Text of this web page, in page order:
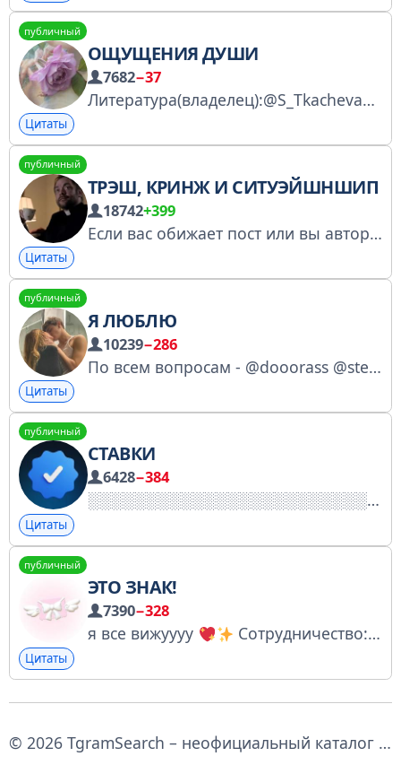
публичный
ОЩУЩЕНИЯ ДУШИ
7682−37
Литература(владелец):@S_TkachevaN Менеджер @davidtg_official менеджер:@Lexrus_1 Менеджер: @Diggsale Купить рекламу: https://telega.in/c/tkacheva
Цитаты
публичный
ТРЭШ, КРИНЖ И СИТУЭЙШНШИП
18742+399
Если вас обижает пост или вы автор твита — напишите админу @ggooss в лс. По поводу рекламы только сюда: @ggooss Менеджер: @aiphariusomegon В конкурсах не участвуем, менеджеров больше нет. Другие каналы: @ocpochmac / @dfzwe4 / @pla4ut_nebeca
Цитаты
публичный
Я ЛЮБЛЮ
10239−286
По всем вопросам - @dooorass @stepnricci Ваш пост - 100₽
Цитаты
публичный
СТАВКИ
6428−384
Цитаты
публичный
ЭТО ЗНАК!
7390−328
я все вижуууу Сотрудничество: @Harter_Patter
Цитаты
© 2026 TgramSearch – неофициальный каталог и поиск по Telegram каналам.